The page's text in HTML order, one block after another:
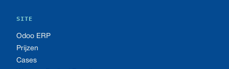
SITE
Odoo ERP
Prijzen
Cases